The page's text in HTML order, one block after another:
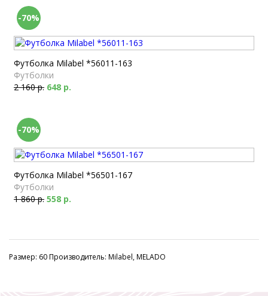
-70%
Футболка Milabel *56011-163
Футболки
2 160 р. 648 р.
-70%
Футболка Milabel *56501-167
Футболки
1 860 р. 558 р.
Размер: 60 Производитель: Milabel, MELADO